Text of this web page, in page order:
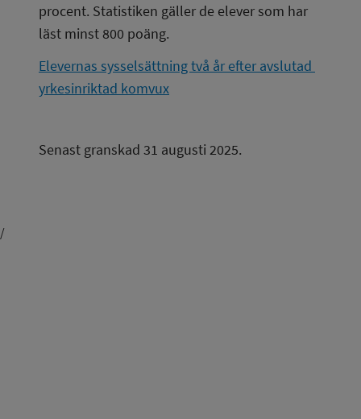
procent. Statistiken gäller de elever som har
läst minst 800 poäng.
Elevernas sysselsättning två år efter avslutad
yrkesinriktad komvux
Senast granskad 31 augusti 2025.
/